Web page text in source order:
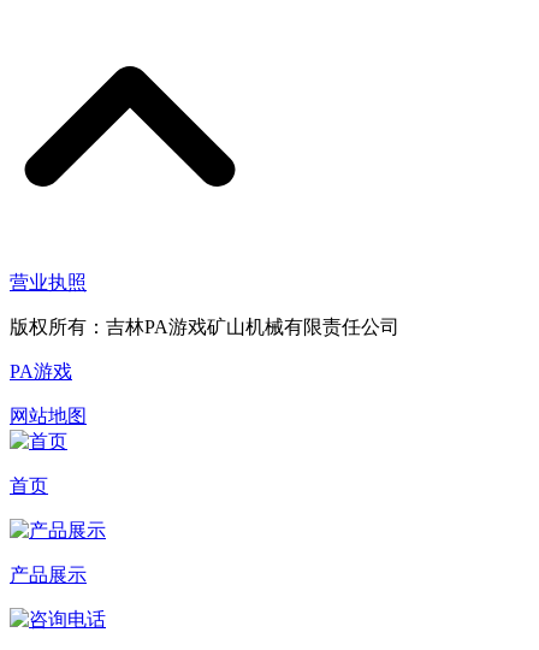
营业执照
版权所有：吉林PA游戏矿山机械有限责任公司
PA游戏
网站地图
首页
产品展示